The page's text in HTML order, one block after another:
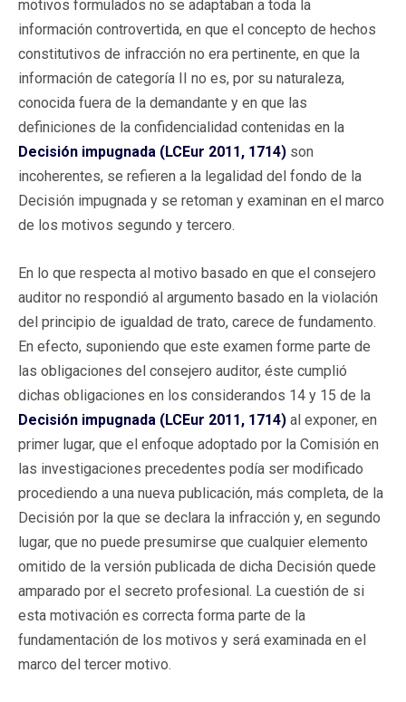
motivos formulados no se adaptaban a toda la
información controvertida, en que el concepto de hechos
constitutivos de infracción no era pertinente, en que la
información de categoría II no es, por su naturaleza,
conocida fuera de la demandante y en que las
definiciones de la confidencialidad contenidas en la
Decisión impugnada (LCEur 2011, 1714) son
incoherentes, se refieren a la legalidad del fondo de la
Decisión impugnada y se retoman y examinan en el marco
de los motivos segundo y tercero.
En lo que respecta al motivo basado en que el consejero
auditor no respondió al argumento basado en la violación
del principio de igualdad de trato, carece de fundamento.
En efecto, suponiendo que este examen forme parte de
las obligaciones del consejero auditor, éste cumplió
dichas obligaciones en los considerandos 14 y 15 de la
Decisión impugnada (LCEur 2011, 1714) al exponer, en
primer lugar, que el enfoque adoptado por la Comisión en
las investigaciones precedentes podía ser modificado
procediendo a una nueva publicación, más completa, de la
Decisión por la que se declara la infracción y, en segundo
lugar, que no puede presumirse que cualquier elemento
omitido de la versión publicada de dicha Decisión quede
amparado por el secreto profesional. La cuestión de si
esta motivación es correcta forma parte de la
fundamentación de los motivos y será examinada en el
marco del tercer motivo.